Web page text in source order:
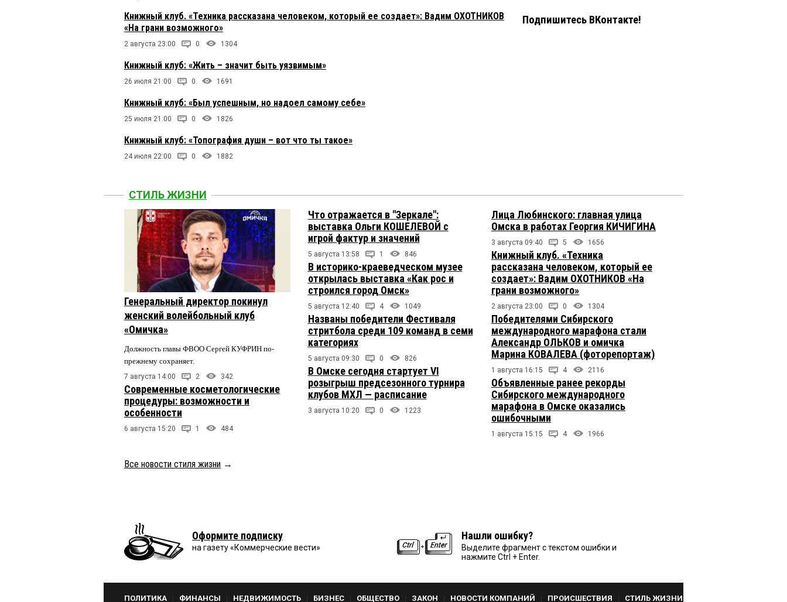
Книжный клуб. «Техника рассказана человеком, который ее создает»: Вадим ОХОТНИКОВ
«На грани возможного»
2 августа 23:00 0 1304
Книжный клуб: «Жить – значит быть уязвимым»
26 июля 21:00 0 1691
Книжный клуб: «Был успешным, но надоел самому себе»
25 июля 21:00 0 1826
Книжный клуб: «Топография души – вот что ты такое»
24 июля 22:00 0 1882
Подпишитесь ВКонтакте!
СТИЛЬ ЖИЗНИ
Генеральный директор покинул
женский волейбольный клуб
«Омичка»
Должность главы ФВОО Сергей КУФРИН по-
прежнему сохраняет.
7 августа 14:00 2 342
Современные косметологические
процедуры: возможности и
особенности
6 августа 15:20 1 484
Что отражается в "Зеркале":
выставка Ольги КОШЕЛЕВОЙ с
игрой фактур и значений
5 августа 13:58 1 846
В историко-краеведческом музее
открылась выставка «Как рос и
строился город Омск»
5 августа 12:40 4 1049
Названы победители Фестиваля
стритбола среди 109 команд в семи
категориях
5 августа 09:30 0 826
В Омске сегодня стартует VI
розыгрыш предсезонного турнира
клубов МХЛ — расписание
3 августа 10:20 0 1223
Лица Любинского: главная улица
Омска в работах Георгия КИЧИГИНА
3 августа 09:40 5 1656
Книжный клуб. «Техника
рассказана человеком, который ее
создает»: Вадим ОХОТНИКОВ «На
грани возможного»
2 августа 23:00 0 1304
Победителями Сибирского
международного марафона стали
Александр ОЛЬКОВ и омичка
Марина КОВАЛЕВА (фоторепортаж)
1 августа 16:15 4 2116
Объявленные ранее рекорды
Сибирского международного
марафона в Омске оказались
ошибочными
1 августа 15:15 4 1966
Все новости стиля жизни →
Оформите подписку
на газету «Коммерческие вести»
Нашли ошибку?
Выделите фрагмент с текстом ошибки и
нажмите Ctrl + Enter.
ПОЛИТИКА ФИНАНСЫ НЕДВИЖИМОСТЬ БИЗНЕС ОБЩЕСТВО ЗАКОН НОВОСТИ КОМПАНИЙ ПРОИСШЕСТВИЯ СТИЛЬ ЖИЗНИ